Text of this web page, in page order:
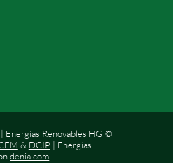
| Energías Renovables HG ©
& DCIP| Energías
denia.com